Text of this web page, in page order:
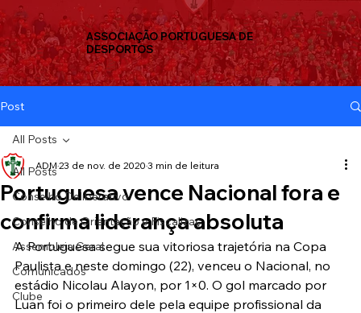
ASSOCIAÇÃO PORTUGUESA DE
DESPORTOS
Post
All Posts
Conselho Deliberativo
Conselho de Orientação e Fiscalizaç
Assembleia Geral
Comunicados
Clube
All Posts
Portuguesa vence Nacional fora e
confirma liderança absoluta
ADM 23 de nov. de 2020 3 min de leitura
A Portuguesa segue sua vitoriosa trajetória na Copa
Paulista e neste domingo (22), venceu o Nacional, no
estádio Nicolau Alayon, por 1×0. O gol marcado por
Luan foi o primeiro dele pela equipe profissional da